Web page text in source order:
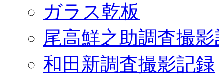
ガラス乾板
尾高鮮之助調査撮
和田新調査撮影記録